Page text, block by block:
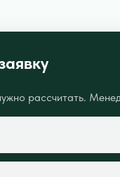
рассчитать.